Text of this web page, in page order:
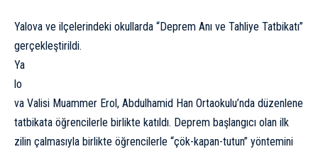
Yalova ve ilçelerindeki okullarda “Deprem Anı ve Tahliye Tatbikatı”
gerçekleştirildi.
Ya
lo
va Valisi Muammer Erol, Abdulhamid Han Ortaokulu’nda düzenlene
tatbikata öğrencilerle birlikte katıldı. Deprem başlangıcı olan ilk
zilin çalmasıyla birlikte öğrencilerle “çök-kapan-tutun” yöntemini